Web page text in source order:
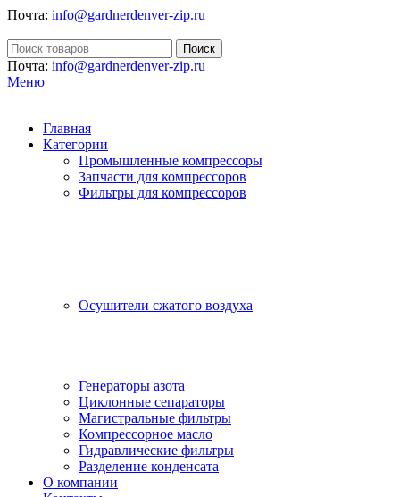
Почта: info@gardnerdenver-zip.ru
Поиск
Почта: info@gardnerdenver-zip.ru
Меню
Главная
Категории
Промышленные компрессоры
Запчасти для компрессоров
Фильтры для компрессоров
Осушители сжатого воздуха
Генераторы азота
Циклонные сепараторы
Магистральные фильтры
Компрессорное масло
Гидравлические фильтры
Разделение конденсата
О компании